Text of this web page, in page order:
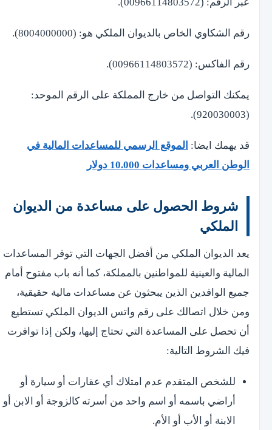
رقم الشكاوي الخاص بالديوان الملكي هو: (8004000000).
رقم الفاكس: (00966114803572).
يمكنك التواصل من خارج المملكة على الرقم الموحد:
(920030003).
قد يهمك ايضا: الموقع الرسمي للمساعدات المالية في
الوطن العربي ومساعدات 10.000 دولار
شروط الحصول على مساعدة من الديوان
الملكي
يعد الديوان الملكي من أفضل الجهات التي توفر المساعدات
المالية والعينية للمواطنين بالمملكة، كما أنه باب مفتوح أمام
جميع الوافدين الذين يبحثون عن مساعدات مالية حقيقية،
ومن خلال اتصالك على رقم واتس الديوان الملكي تستطيع
أن تحصل على المساعدة التي تحتاج إليها، ولكن إذا توافرت
فيك الشروط التالية:
للشخص المتقدم عدم امتلاك أي عقارات أو سيارة أو
أراضي باسمه أو اسم واحد من أسرته كالزوجة أو الابن أو
الابنة أو الأب أو الأم.